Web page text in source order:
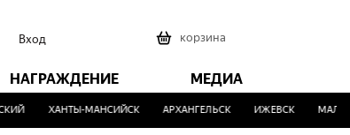
Вход корзина
НАГРАЖДЕНИЕ МЕДИА
ХАНТЫ-МАНСИЙСК АРХАНГЕЛЬСК ИЖЕВСК